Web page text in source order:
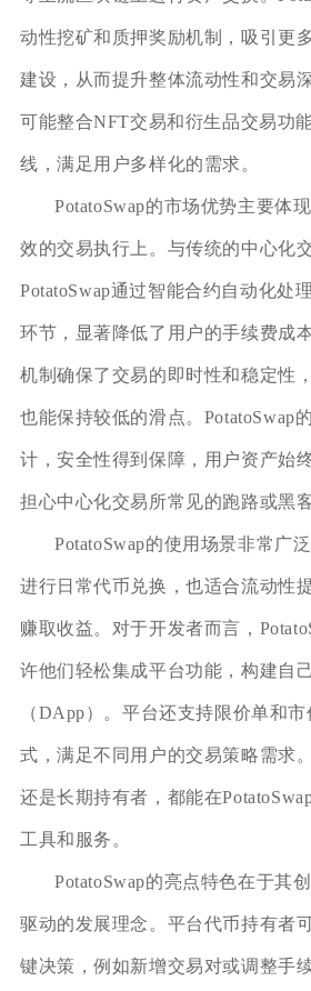
动性挖矿和质押奖励机制，吸引更
建设，从而提升整体流动性和交易
可能整合NFT交易和衍生品交易功
线，满足用户多样化的需求。
PotatoSwap的市场优势主要体
效的交易执行上。与传统的中心化
PotatoSwap通过智能合约自动化处
环节，显著降低了用户的手续费成
机制确保了交易的即时性和稳定性
也能保持较低的滑点。PotatoSwap
计，安全性得到保障，用户资产始
担心中心化交易所常见的跑路或黑
PotatoSwap的使用场景非常广
进行日常代币兑换，也适合流动性
赚取收益。对于开发者而言，
许他们轻松集成平台功能，构建自
（DApp）。平台还支持限价单和
式，满足不同用户的交易策略需求
还是长期持有者，都能在
工具和服务。
PotatoSwap的亮点特色在于其
驱动的发展理念。平台代币持有者
键决策，例如新增交易对或调整手